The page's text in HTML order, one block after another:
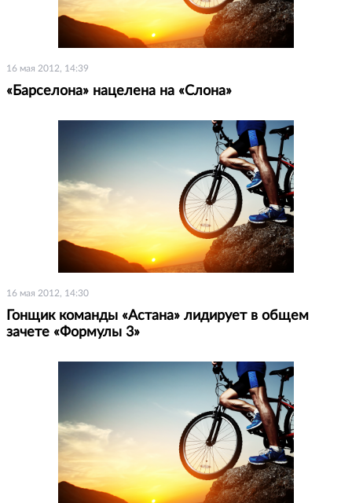
16 мая 2012, 14:39
«Барселона» нацелена на «Слона»
16 мая 2012, 14:30
Гонщик команды «Астана» лидирует в общем
зачете «Формулы 3»